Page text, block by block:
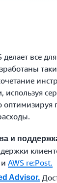
делает все
используя
и
и AWS re:Post.
Advisor.